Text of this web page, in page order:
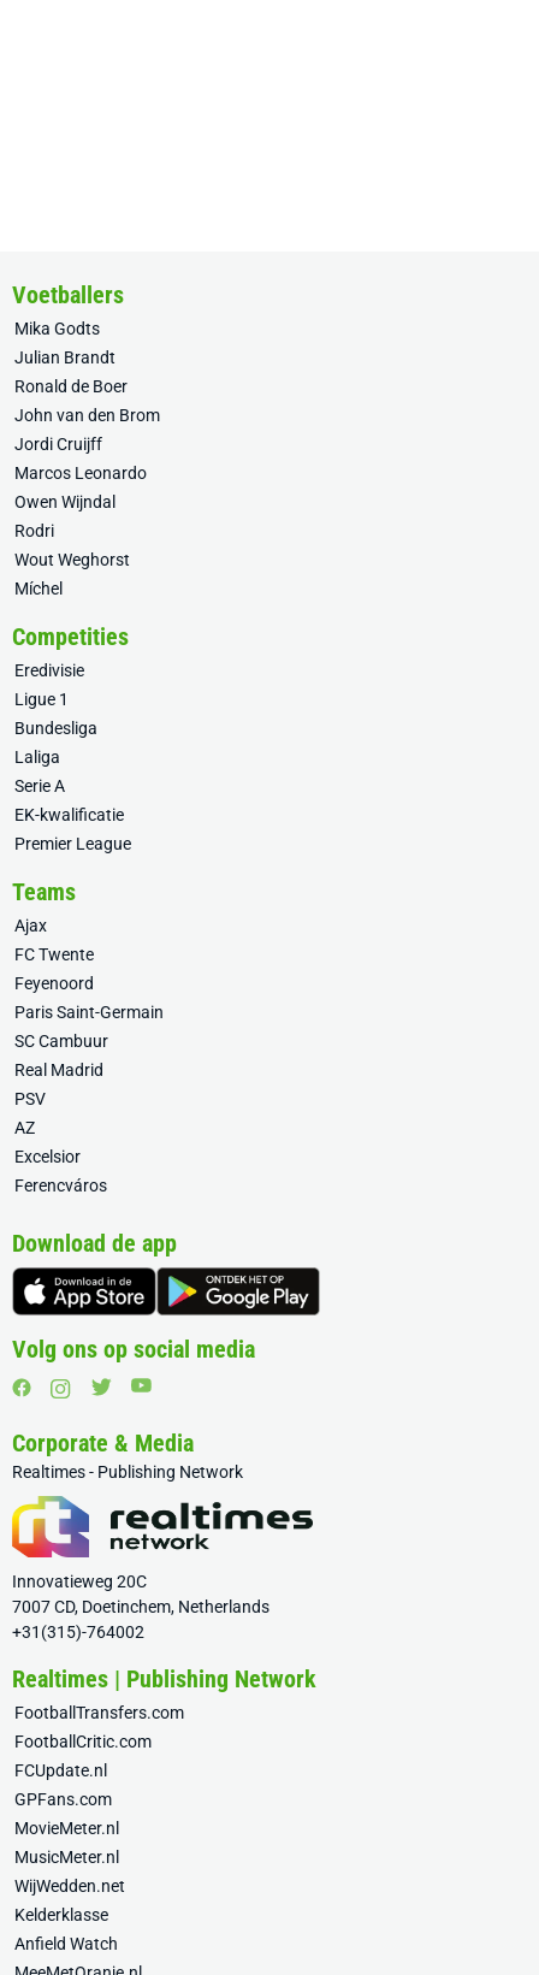
Voetballers
Mika Godts
Julian Brandt
Ronald de Boer
John van den Brom
Jordi Cruijff
Marcos Leonardo
Owen Wijndal
Rodri
Wout Weghorst
Míchel
Competities
Eredivisie
Ligue 1
Bundesliga
Laliga
Serie A
EK-kwalificatie
Premier League
Teams
Ajax
FC Twente
Feyenoord
Paris Saint-Germain
SC Cambuur
Real Madrid
PSV
AZ
Excelsior
Ferencváros
Download de app
Volg ons op social media
Corporate & Media
Realtimes - Publishing Network
Innovatieweg 20C
7007 CD, Doetinchem, Netherlands
+31(315)-764002
Realtimes | Publishing Network
FootballTransfers.com
FootballCritic.com
FCUpdate.nl
GPFans.com
MovieMeter.nl
MusicMeter.nl
WijWedden.net
Kelderklasse
Anfield Watch